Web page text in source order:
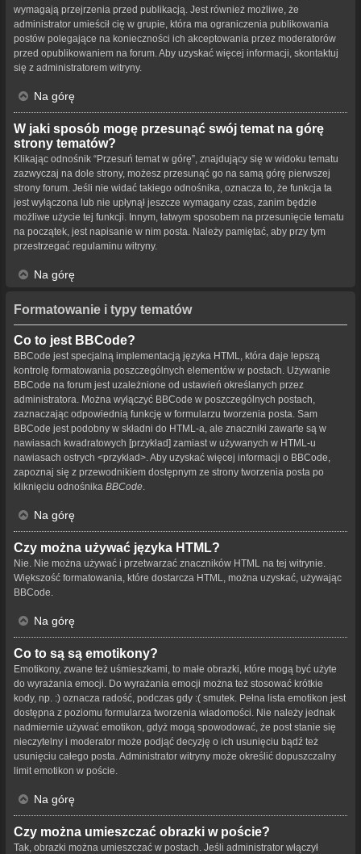
wymagają przejrzenia przed publikacją. Jest również możliwe, że
administrator umieścił cię w grupie, która ma ograniczenia publikowania
postów polegające na konieczności ich akceptowania przez moderatorów
przed opublikowaniem na forum. Aby uzyskać więcej informacji, skontaktuj
się z administratorem witryny.
Na górę
W jaki sposób mogę przesunąć swój temat na górę
strony tematów?
Klikając odnośnik “Przesuń temat w górę”, znajdujący się w widoku tematu
zazwyczaj na dole strony, możesz przesunąć go na samą górę pierwszej
strony forum. Jeśli nie widać takiego odnośnika, oznacza to, że funkcja ta
jest wyłączona lub nie upłynął jeszcze wymagany czas, zanim będzie
możliwe użycie tej funkcji. Innym, łatwym sposobem na przesunięcie tematu
na początek, jest napisanie w nim posta. Należy pamiętać, aby przy tym
przestrzegać regulaminu witryny.
Na górę
Formatowanie i typy tematów
Co to jest BBCode?
BBCode jest specjalną implementacją języka HTML, która daje lepszą
kontrolę formatowania poszczególnych elementów w postach. Używanie
BBCode na forum jest uzależnione od ustawień określanych przez
administratora. Można wyłączyć BBCode w poszczególnych postach,
zaznaczając odpowiednią funkcję w formularzu tworzenia posta. Sam
BBCode jest podobny w składni do HTML-a, ale znaczniki zawarte są w
nawiasach kwadratowych [przykład] zamiast w używanych w HTML-u
nawiasach ostrych <przykład>. Aby uzyskać więcej informacji o BBCode,
zapoznaj się z przewodnikiem dostępnym ze strony tworzenia posta po
kliknięciu odnośnika BBCode
Na górę
Czy można używać języka HTML?
Nie. Nie można używać i przetwarzać znaczników HTML na tej witrynie.
Większość formatowania, które dostarcza HTML, można uzyskać, używając
BBCode.
Na górę
Co to są są emotikony?
Emotikony, zwane też uśmieszkami, to małe obrazki, które mogą być użyte
do wyrażania emocji. Do wyrażania emocji można też stosować krótkie
kody, np. :) oznacza radość, podczas gdy :( smutek. Pełna lista emotikon jest
dostępna z poziomu formularza tworzenia wiadomości. Nie należy jednak
nadmiernie używać emotikon, gdyż mogą spowodować, że post stanie się
nieczytelny i moderator może podjąć decyzję o ich usunięciu bądź też
usunięciu całego posta. Administrator witryny może określić dopuszczalny
limit emotikon w poście.
Na górę
Czy można umieszczać obrazki w poście?
Tak, obrazki można umieszczać w postach. Jeśli administrator włączył